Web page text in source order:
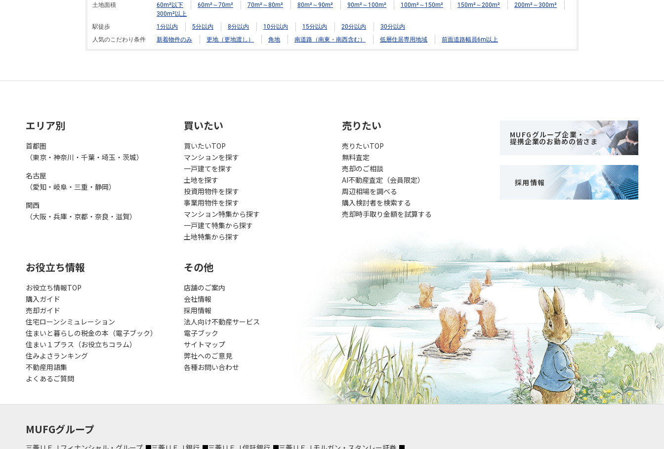
土地面積
60m²以下 60m²～70m² 70m²～80m² 80m²～90m² 90m²～100m² 100m²～150m² 150m²～200m²
200m²～300m²
300m²以上
駅徒歩
1分以内 5分以内 8分以内 10分以内 15分以内 20分以内
30分以内
人気のこだわり条件
新着物件のみ 更地（更地渡し） 角地 南道路（南東・南西含む） 低層住居専用地域 前面道路幅員6m以上
エリア別
首都圏
（東京・神奈川・千葉・埼玉・茨城）
名古屋
（愛知・岐阜・三重・静岡）
関西
（大阪・兵庫・京都・奈良・滋賀）
買いたい
買いたいTOP
マンションを探す
一戸建てを探す
土地を探す
投資用物件を探す
事業用物件を探す
マンション特集から探す
一戸建て特集から探す
土地特集から探す
売りたい
売りたいTOP
無料査定
売却のご相談
AI不動産査定（会員限定）
周辺相場を調べる
購入検討者を検索する
売却時手取り金額を試算する
MUFGグループ企業・
提携企業のお勤めの皆さま
採用情報
お役立ち情報
お役立ち情報TOP
購入ガイド
売却ガイド
住宅ローンシミュレーション
住まいと暮らしの税金の本（電子ブック）
住まい１プラス（お役立ちコラム）
住みよさランキング
不動産用語集
よくあるご質問
その他
店舗のご案内
会社情報
採用情報
法人向け不動産サービス
電子ブック
サイトマップ
弊社へのご意見
各種お問い合わせ
MUFGグループ